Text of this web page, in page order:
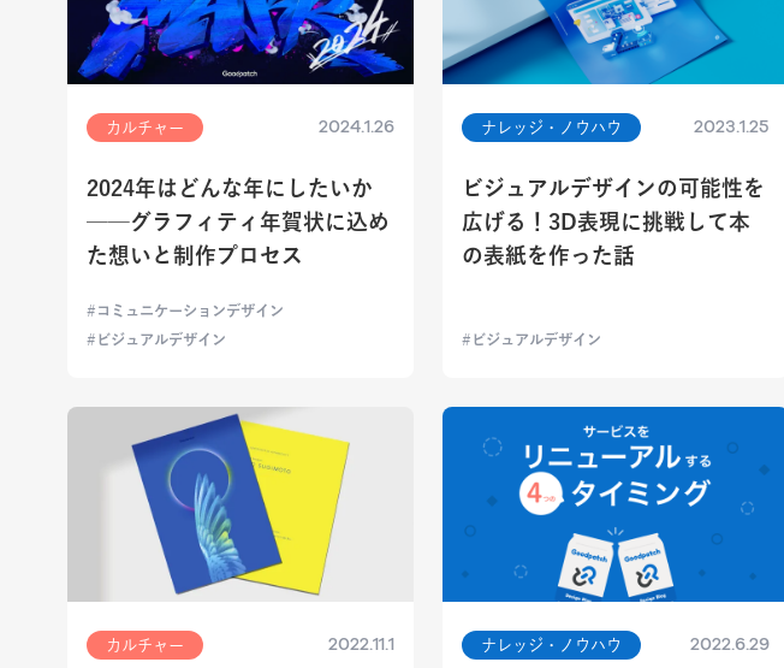
カルチャー 2024.1.26
2024年はどんな年にしたいか
──グラフィティ年賀状に込め
た想いと制作プロセス
コミュニケーションデザイン
ビジュアルデザイン
ナレッジ・ノウハウ 2023.1.25
ビジュアルデザインの可能性を
広げる！3D表現に挑戦して本
の表紙を作った話
ビジュアルデザイン
カルチャー 2022.11.1 ナレッジ・ノウハウ 2022.6.29